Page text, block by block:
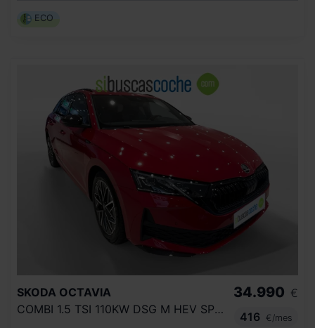
ECO
SKODA OCTAVIA
COMBI 1.5 TSI 110KW DSG M HEV SPORTLINE
34.990 €
416
€/mes